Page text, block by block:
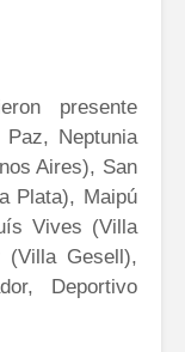
presente
Neptunia
Aires), San
Plata), Maipú
Vives (Villa
(Villa Gesell),
Deportivo